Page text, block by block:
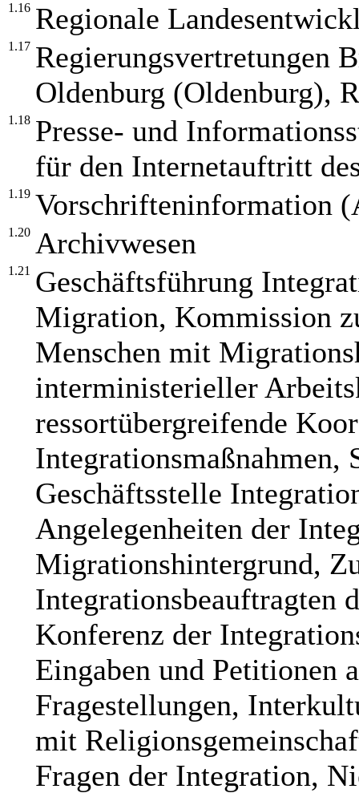
1.16 Regionale
1.17 Regierungsvertretungen
Oldenburg (Oldenburg),
1.18 Presse- und
für den Internetauftritt
1.19 Vorschrifteninformation
1.20 Archivwesen
1.21 Geschäftsführung
Migration, Kommission
Menschen mit
interministerieller
ressortübergreifende
Integrationsmaßnahmen,
Geschäftsstelle
Angelegenheiten der
Migrationshintergrund,
Integrationsbeauftragten
Konferenz der
Eingaben und Petitionen
Fragestellungen,
mit
Fragen der Integration,